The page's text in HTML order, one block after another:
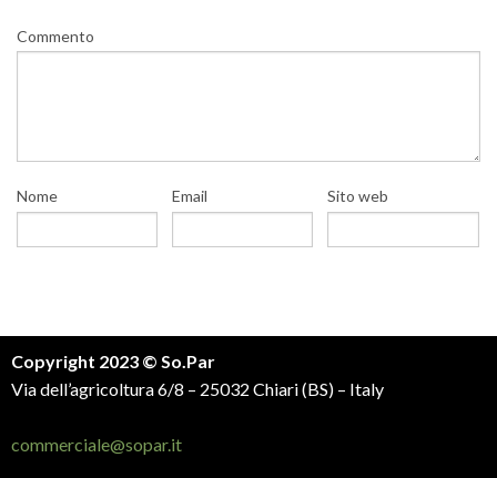
Commento
Nome Email Sito web
Copyright 2023 © So.Par
Via dell’agricoltura 6/8 – 25032 Chiari (BS) – Italy
commerciale@sopar.it